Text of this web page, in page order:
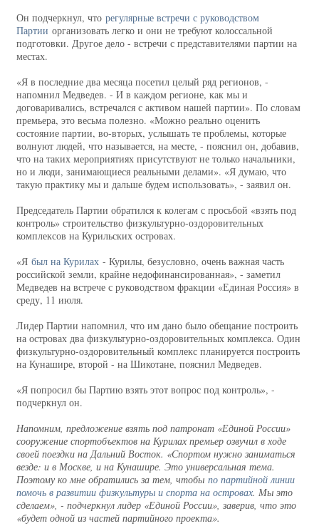
Он подчеркнул, что регулярные встречи с руководством
Партии организовать легко и они не требуют колоссальной
подготовки. Другое дело - встречи с представителями партии на
местах.
«Я в последние два месяца посетил целый ряд регионов, -
напомнил Медведев. - И в каждом регионе, как мы и
договаривались, встречался с активом нашей партии». По словам
премьера, это весьма полезно. «Можно реально оценить
состояние партии, во-вторых, услышать те проблемы, которые
волнуют людей, что называется, на месте, - пояснил он, добавив,
что на таких мероприятиях присутствуют не только начальники,
но и люди, занимающиеся реальными делами». «Я думаю, что
такую практику мы и дальше будем использовать», - заявил он.
Председатель Партии обратился к колегам с просьбой «взять под
контроль» строительство физкультурно-оздоровительных
комплексов на Курильских островах.
«Я был на Курилах - Курилы, безусловно, очень важная часть
российской земли, крайне недофинансированная», - заметил
Медведев на встрече с руководством фракции «Единая Россия» в
среду, 11 июля.
Лидер Партии напомнил, что им дано было обещание построить
на островах два физкультурно-оздоровительных комплекса. Один
физкультурно-оздоровительный комплекс планируется построить
на Кунашире, второй - на Шикотане, пояснил Медведев.
«Я попросил бы Партию взять этот вопрос под контроль», -
подчеркнул он.
Напомним, предложение взять под патронат «Единой России»
сооружение спортобъектов на Курилах премьер озвучил в ходе
своей поездки на Дальний Восток. «Спортом нужно заниматься
везде: и в Москве, и на Кунашире. Это универсальная тема.
Поэтому ко мне обратились за тем, чтобы по партийной линии
помочь в развитии физкультуры и спорта на островах. Мы это
сделаем», - подчеркнул лидер «Единой России», заверив, что это
«будет одной из частей партийного проекта».